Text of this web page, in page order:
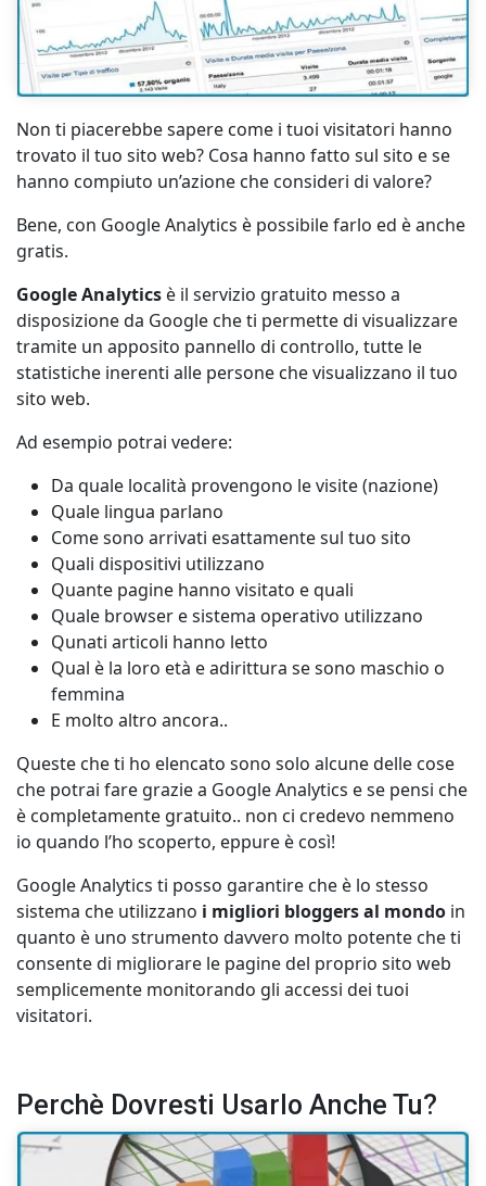
Non ti piacerebbe sapere come i tuoi visitatori hanno
trovato il tuo sito web? Cosa hanno fatto sul sito e se
hanno compiuto un’azione che consideri di valore?
Bene, con Google Analytics è possibile farlo ed è anche
gratis.
Google Analytics è il servizio gratuito messo a
disposizione da Google che ti permette di visualizzare
tramite un apposito pannello di controllo, tutte le
statistiche inerenti alle persone che visualizzano il tuo
sito web.
Ad esempio potrai vedere:
Da quale località provengono le visite (nazione)
Quale lingua parlano
Come sono arrivati esattamente sul tuo sito
Quali dispositivi utilizzano
Quante pagine hanno visitato e quali
Quale browser e sistema operativo utilizzano
Qunati articoli hanno letto
Qual è la loro età e adirittura se sono maschio o
femmina
E molto altro ancora..
Queste che ti ho elencato sono solo alcune delle cose
che potrai fare grazie a Google Analytics e se pensi che
è completamente gratuito.. non ci credevo nemmeno
io quando l’ho scoperto, eppure è così!
Google Analytics ti posso garantire che è lo stesso
sistema che utilizzano i migliori bloggers al mondo in
quanto è uno strumento davvero molto potente che ti
consente di migliorare le pagine del proprio sito web
semplicemente monitorando gli accessi dei tuoi
visitatori.
Perchè Dovresti Usarlo Anche Tu?